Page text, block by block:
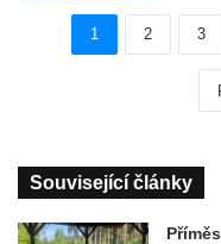
1 2 3
Související články